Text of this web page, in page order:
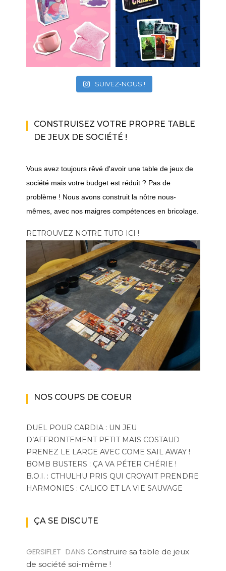
SUIVEZ-NOUS !
CONSTRUISEZ VOTRE PROPRE TABLE
DE JEUX DE SOCIÉTÉ !
Vous avez toujours rêvé d'avoir une table de jeux de
société mais votre budget est réduit ? Pas de
problème ! Nous avons construit la nôtre nous-
mêmes, avec nos maigres compétences en bricolage.
RETROUVEZ NOTRE TUTO ICI !
NOS COUPS DE COEUR
DUEL POUR CARDIA : UN JEU
D’AFFRONTEMENT PETIT MAIS COSTAUD
PRENEZ LE LARGE AVEC COME SAIL AWAY !
BOMB BUSTERS : ÇA VA PÉTER CHÉRIE !
B.O.I. : CTHULHU PRIS QUI CROYAIT PRENDRE
HARMONIES : CALICO ET LA VIE SAUVAGE
ÇA SE DISCUTE
GERSIFLET DANS Construire sa table de jeux
de société soi-même !